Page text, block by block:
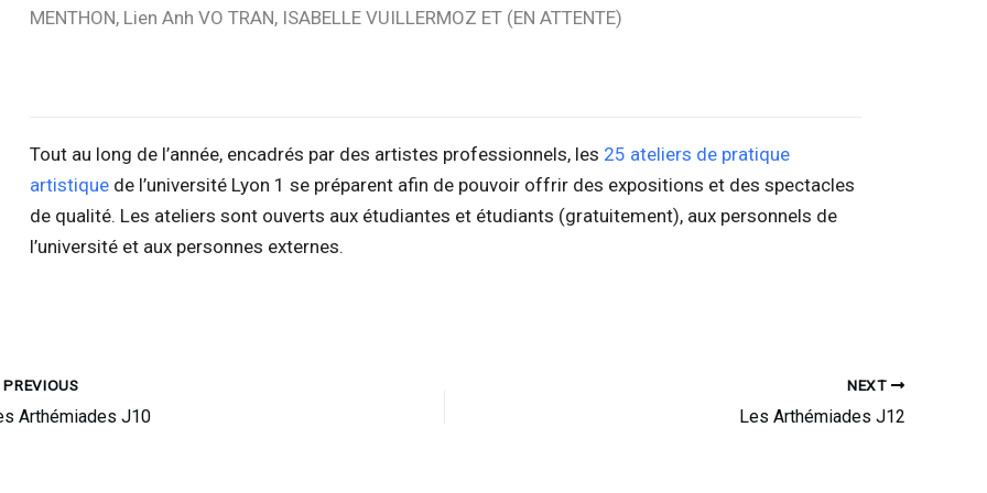
MENTHON, Lien Anh VO TRAN, ISABELLE VUILLERMOZ ET (EN ATTENTE)
Tout au long de l’année, encadrés par des artistes professionnels, les 25 ateliers de pratique
artistiquede l’université Lyon 1 se préparent afin de pouvoir offrir des expositions et des spectacles
de qualité. Les ateliers sont ouverts aux étudiantes et étudiants (gratuitement), aux personnels de
l’université et aux personnes externes.
PREVIOUS
Arthémiades J10
NEXT
Les Arthémiades J12